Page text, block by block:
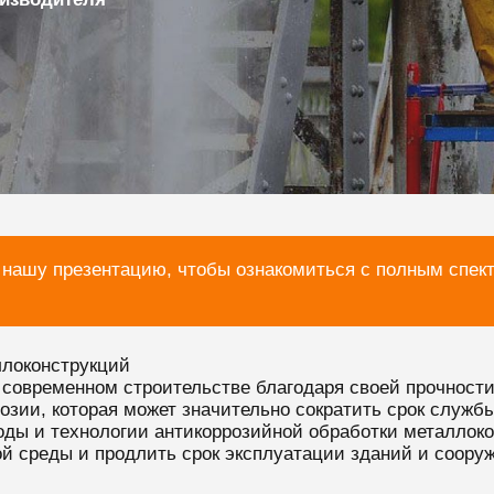
презентацию, чтобы ознакомиться с полным
строительстве благодаря своей
которая может значительно сократить срок
и технологии антикоррозийной обработки
среды и продлить срок эксплуатации зданий и